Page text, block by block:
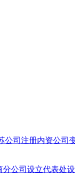
公司注册内资公司
分公司设立代表处